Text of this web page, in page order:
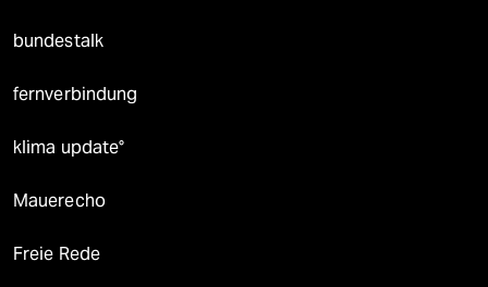
bundestalk
fernverbindung
klima update°
Mauerecho
Freie Rede